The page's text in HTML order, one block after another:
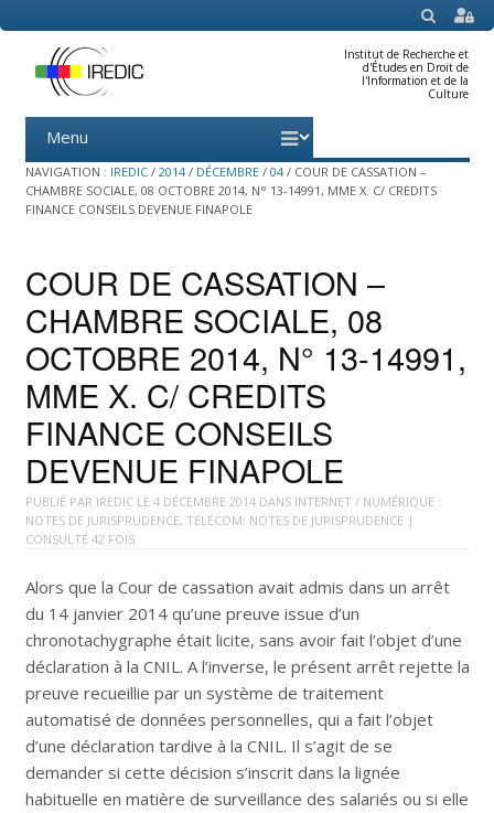
SEARCH
Institut de Recherche et
d'Études en Droit de
l'Information et de la
Culture
Menu
content
NAVIGATION : IREDIC / 2014 / DÉCEMBRE / 04 / COUR DE CASSATION –
CHAMBRE SOCIALE, 08 OCTOBRE 2014, N° 13-14991, MME X. C/ CREDITS
FINANCE CONSEILS DEVENUE FINAPOLE
COUR DE CASSATION –
CHAMBRE SOCIALE, 08
OCTOBRE 2014, N° 13-14991,
MME X. C/ CREDITS
FINANCE CONSEILS
DEVENUE FINAPOLE
PUBLIÉ PAR IREDICLE 4 DÉCEMBRE 2014DANS INTERNET / NUMÉRIQUE :
NOTES DE JURISPRUDENCE, TÉLÉCOM: NOTES DE JURISPRUDENCE |
CONSULTÉ 42 FOIS
Alors que la Cour de cassation avait admis dans un arrêt
du 14 janvier 2014 qu’une preuve issue d’un
chronotachygraphe était licite, sans avoir fait l’objet d’une
déclaration à la CNIL. A l’inverse, le présent arrêt rejette la
preuve recueillie par un système de traitement
automatisé de données personnelles, qui a fait l’objet
d’une déclaration tardive à la CNIL. Il s’agit de se
demander si cette décision s’inscrit dans la lignée
habituelle en matière de surveillance des salariés ou si elle